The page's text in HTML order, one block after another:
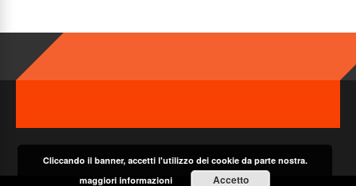
Cliccando il banner, accetti l'utilizzo dei cookie da parte nostra.
maggiori informazioni
Accetto